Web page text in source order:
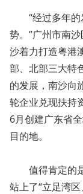
“经过多年的
势。”广州市南
沙着力打造粤港
部、北部三大特
的发展，南沙向
轮企业兑现扶持
6月创建广东省
目的地。
值得肯定的是
站上了“立足湾